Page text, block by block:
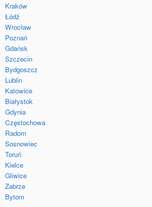
Kraków
Łódź
Wrocław
Poznań
Gdańsk
Szczecin
Bydgoszcz
Lublin
Katowice
Białystok
Gdynia
Częstochowa
Radom
Sosnowiec
Toruń
Kielce
Gliwice
Zabrze
Bytom